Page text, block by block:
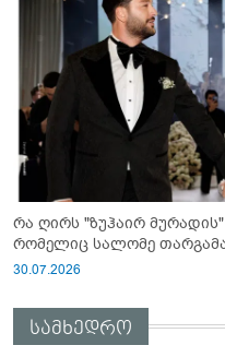
რა ღირს "ზუჰაირ მურადის" ულამაზესი საქორწინო კაბა,
რომელიც სალომე
30.07.2026
სამხედრო